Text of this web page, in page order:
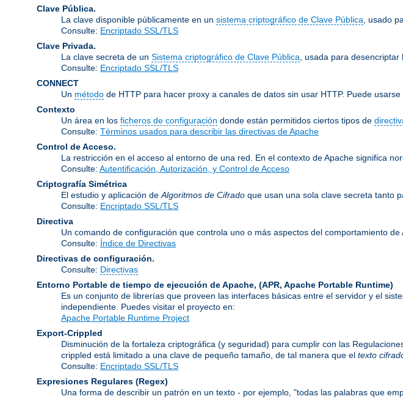
Clave Pública.
La clave disponible públicamente en un sistema criptográfico de Clave Pública , usado
Consulte: Encriptado SSL/TLS
Clave Privada.
La clave secreta de un Sistema criptográfico de Clave Pública , usada para
Consulte: Encriptado SSL/TLS
CONNECT
Un método de HTTP para hacer proxy a canales de datos sin usar HTTP. Puede
Contexto
Un área en los ficheros de configuración donde están permitidos ciertos tipos de
Consulte: Términos usados para describir las directivas de Apache
Control de Acceso.
La restricción en el acceso al entorno de una red. En el contexto de Apache significa
Consulte: Autentificación, Autorización, y Control de Acceso
Criptografía Simétrica
El estudio y aplicación de Algoritmos de Cifrado que usan una sola clave secreta tanto
Consulte: Encriptado SSL/TLS
Directiva
Un comando de configuración que controla uno o más aspectos del comportamiento
Consulte: Índice de Directivas
Directivas de configuración.
Consulte: Directivas
Entorno Portable de tiempo de ejecución de Apache, (APR, Apache Portable Runtime)
Es un conjunto de librerías que proveen las interfaces básicas entre el servidor y el
independiente. Puedes visitar el proyecto en:
Apache Portable Runtime Project
Export-Crippled
Disminución de la fortaleza criptográfica (y seguridad) para cumplir con las
crippled está limitado a una clave de pequeño tamaño, de tal manera que el texto
Consulte: Encriptado SSL/TLS
Expresiones Regulares (Regex)
Una forma de describir un patrón en un texto - por ejemplo, "todas las palabras que